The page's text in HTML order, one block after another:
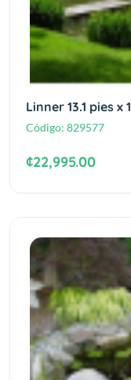
Linner 13.1 pies x
Código: 829577
¢22,995.00